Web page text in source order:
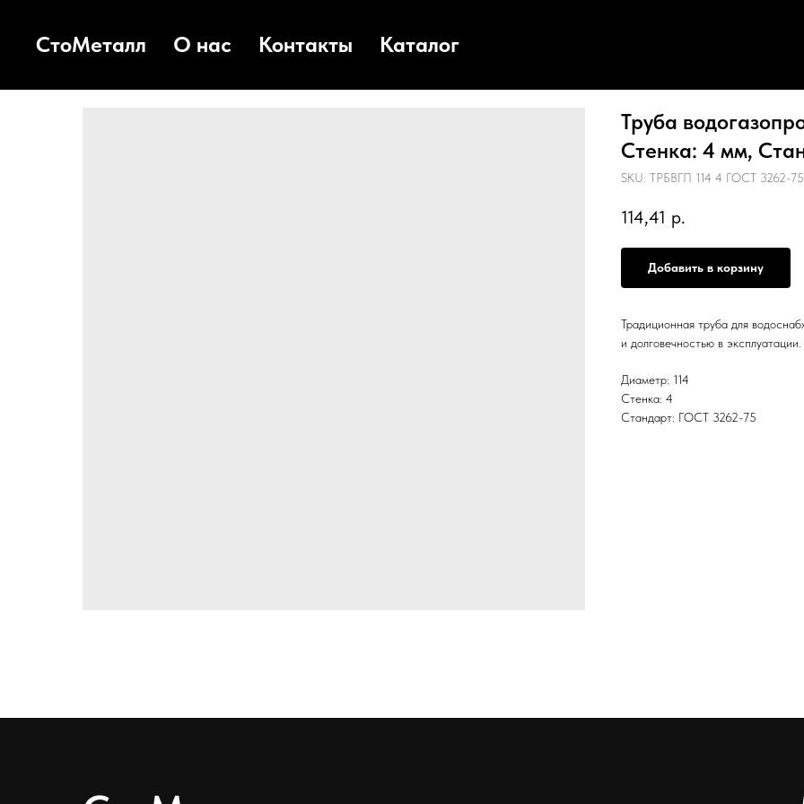
СтоМеталл О нас Контакты Каталог
Труба
Стенка: 4 мм,
SKU: ТРБВГП 114 4 ГОСТ 3262-
114,41 р.
Добавить в корзину
Традиционная труба для
и долговечностью в эксплуатации.
Диаметр: 114
Стенка: 4
Стандарт: ГОСТ 3262-75